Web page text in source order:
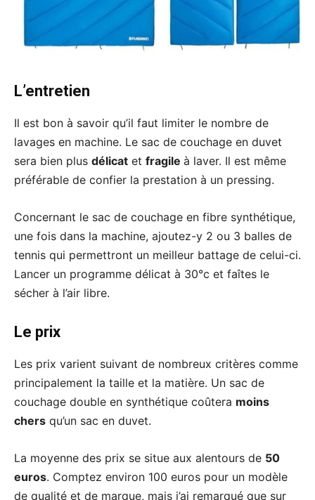
L’entretien
Il est bon à savoir qu’il faut limiter le nombre de
lavages en machine. Le sac de couchage en duvet
sera bien plus délicat et fragile à laver. Il est même
préférable de confier la prestation à un pressing.
Concernant le sac de couchage en fibre synthétique,
une fois dans la machine, ajoutez-y 2 ou 3 balles de
tennis qui permettront un meilleur battage de celui-ci.
Lancer un programme délicat à 30°c et faîtes le
sécher à l’air libre.
Le prix
Les prix varient suivant de nombreux critères comme
principalement la taille et la matière. Un sac de
couchage double en synthétique coûtera moins
chers qu’un sac en duvet.
La moyenne des prix se situe aux alentours de 50
euros. Comptez environ 100 euros pour un modèle
de qualité et de marque, mais j’ai remarqué que sur